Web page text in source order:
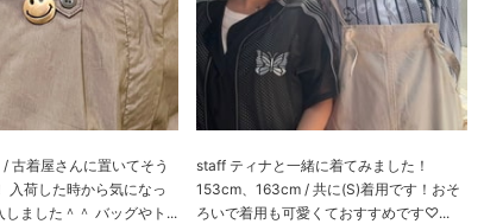
古着屋さんに置いてそう
入荷した時から気になっ
しました＾＾ バッグやト...
staff ティナと一緒に着てみました！
153cm、163cm / 共に(S)着用です！おそ
ろいで着用も可愛くておすすめです♡...